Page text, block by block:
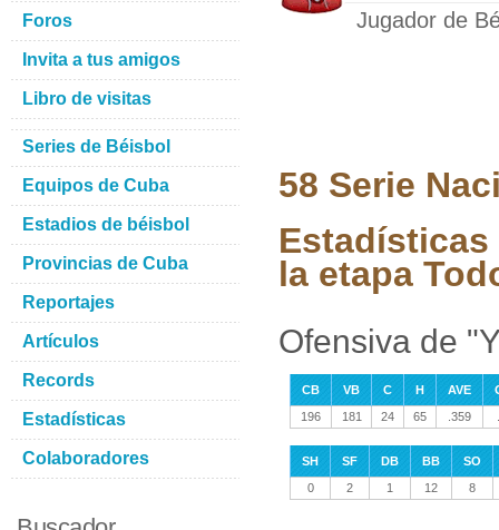
Jugador de
58 Serie
la etapa
Ofensiva de
CB VB C H AVE
196
181 24 65 .359
SH SF DB BB
SO
0
2 1 12 8
Foros
Invita a tus amigos
Libro de visitas
Series de Béisbol
Equipos de Cuba
Estadios de béisbol
Provincias de Cuba
Reportajes
Artículos
Records
Estadísticas
Colaboradores